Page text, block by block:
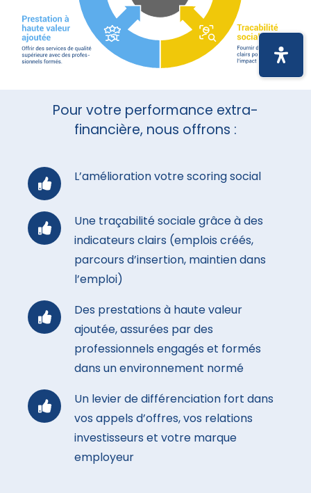
Pour votre performance extra-
financière, nous offrons :
L’amélioration votre scoring social
Une traçabilité sociale grâce à des
indicateurs clairs (emplois créés,
parcours d’insertion, maintien dans
l’emploi)
Des prestations à haute valeur
ajoutée, assurées par des
professionnels engagés et formés
dans un environnement normé
Un levier de différenciation fort dans
vos appels d’offres, vos relations
investisseurs et votre marque
employeur